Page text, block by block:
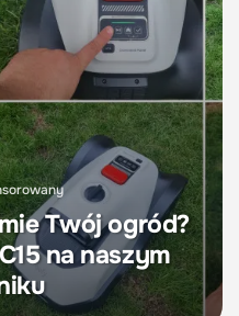
Twój ogród?
na naszym